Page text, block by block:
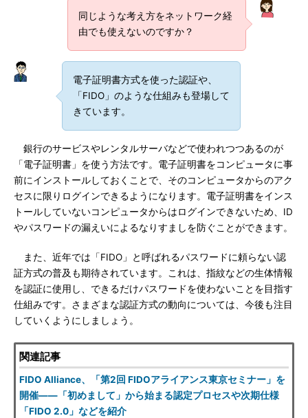
同じような考え方をネットワーク経
由でも使えないのですか？
電子証明書方式を使った認証や、
「FIDO」のような仕組みも登場して
きています。
銀行のサービスやレンタルサーバなどで使われつつあるのが
「電子証明書」を使う方法です。電子証明書をコンピュータに事
前にインストールしておくことで、そのコンピュータからのアク
セスに限りログインできるようになります。電子証明書をインス
トールしていないコンピュータからはログインできないため、ID
やパスワードの漏えいによるなりすましを防ぐことができます。
また、近年では「FIDO」と呼ばれるパスワードに頼らない認
証方式の普及も期待されています。これは、指紋などの生体情報
を認証に使用し、できるだけパスワードを使わないことを目指す
仕組みです。さまざまな認証方式の動向については、今後も注目
していくようにしましょう。
関連記事
FIDO Alliance、「第2回 FIDOアライアンス東京セミナー」を
開催――「初めまして」から始まる認定プロセスや次期仕様
「FIDO 2.0」などを紹介